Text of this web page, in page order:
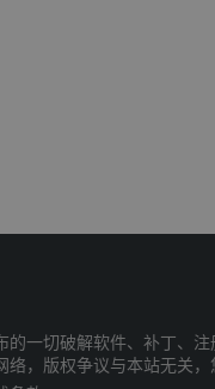
一切破解软件、补丁、
，版权争议与本站无关